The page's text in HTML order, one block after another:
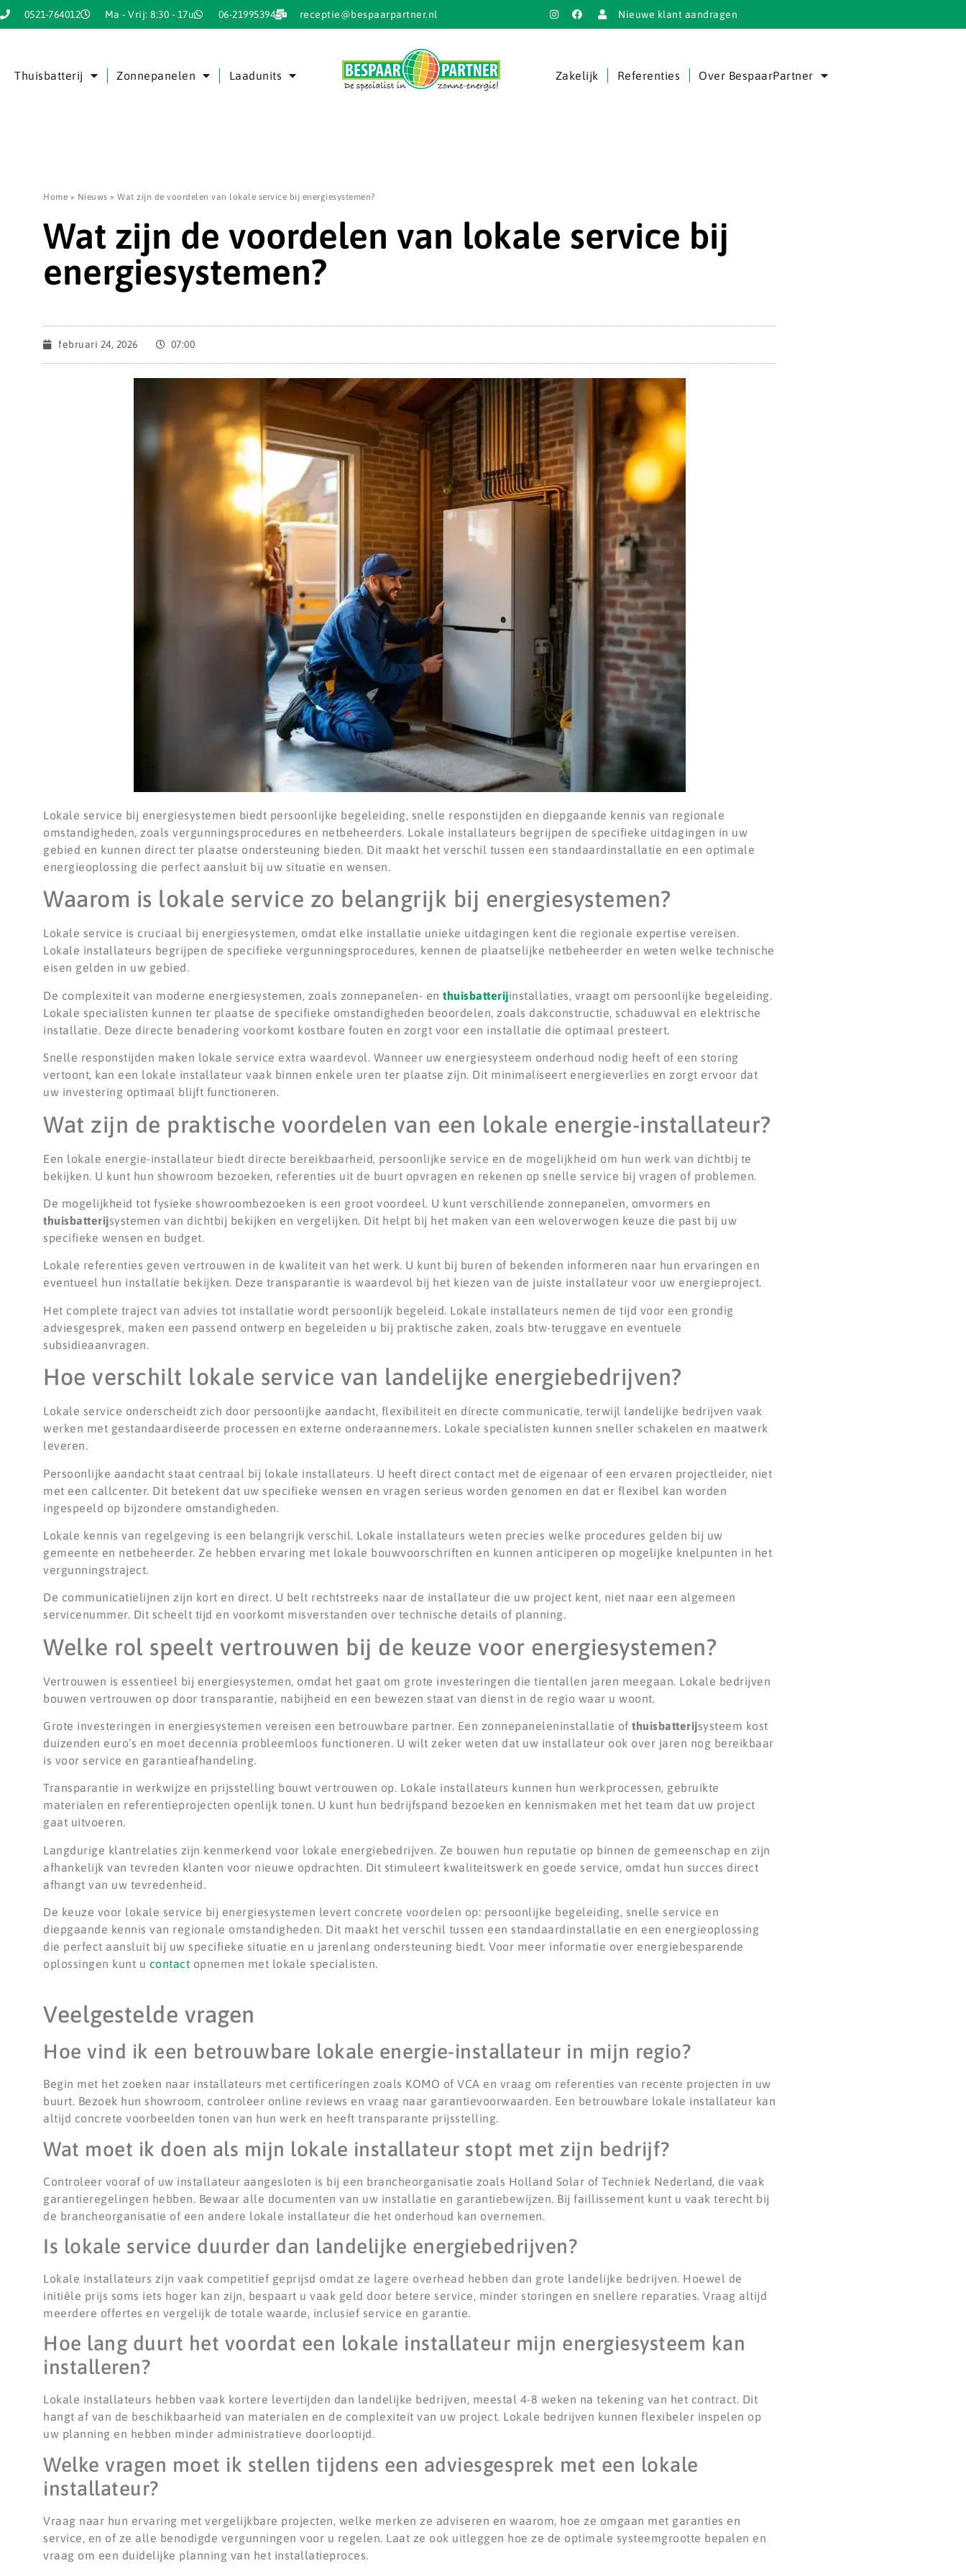
0521-764012 Ma - Vrij: 8:30 - 17u 06-21995394 receptie@bespaarpartner.nl Nieuwe klant aandragen
Thuisbatterij Zonnepanelen Laadunits Zakelijk Referenties Over BespaarPartner
Home » Nieuws » Wat zijn de voordelen van lokale service bij energiesystemen?
Wat zijn de voordelen van lokale service bij
energiesystemen?
februari 24, 2026 07:00
Lokale service bij energiesystemen biedt persoonlijke begeleiding, snelle responstijden en diepgaande kennis van regionale
omstandigheden, zoals vergunningsprocedures en netbeheerders. Lokale installateurs begrijpen de specifieke uitdagingen in uw
gebied en kunnen direct ter plaatse ondersteuning bieden. Dit maakt het verschil tussen een standaardinstallatie en een optimale
energieoplossing die perfect aansluit bij uw situatie en wensen.
Waarom is lokale service zo belangrijk bij energiesystemen?
Lokale service is cruciaal bij energiesystemen, omdat elke installatie unieke uitdagingen kent die regionale expertise vereisen.
Lokale installateurs begrijpen de specifieke vergunningsprocedures, kennen de plaatselijke netbeheerder en weten welke technische
eisen gelden in uw gebied.
De complexiteit van moderne energiesystemen, zoals zonnepanelen- en thuisbatterijinstallaties, vraagt om persoonlijke begeleiding.
Lokale specialisten kunnen ter plaatse de specifieke omstandigheden beoordelen, zoals dakconstructie, schaduwval en elektrische
installatie. Deze directe benadering voorkomt kostbare fouten en zorgt voor een installatie die optimaal presteert.
Snelle responstijden maken lokale service extra waardevol. Wanneer uw energiesysteem onderhoud nodig heeft of een storing
vertoont, kan een lokale installateur vaak binnen enkele uren ter plaatse zijn. Dit minimaliseert energieverlies en zorgt ervoor dat
uw investering optimaal blijft functioneren.
Wat zijn de praktische voordelen van een lokale energie-installateur?
Een lokale energie-installateur biedt directe bereikbaarheid, persoonlijke service en de mogelijkheid om hun werk van dichtbij te
bekijken. U kunt hun showroom bezoeken, referenties uit de buurt opvragen en rekenen op snelle service bij vragen of problemen.
De mogelijkheid tot fysieke showroombezoeken is een groot voordeel. U kunt verschillende zonnepanelen, omvormers en
thuisbatterijsystemen van dichtbij bekijken en vergelijken. Dit helpt bij het maken van een weloverwogen keuze die past bij uw
specifieke wensen en budget.
Lokale referenties geven vertrouwen in de kwaliteit van het werk. U kunt bij buren of bekenden informeren naar hun ervaringen en
eventueel hun installatie bekijken. Deze transparantie is waardevol bij het kiezen van de juiste installateur voor uw energieproject.
Het complete traject van advies tot installatie wordt persoonlijk begeleid. Lokale installateurs nemen de tijd voor een grondig
adviesgesprek, maken een passend ontwerp en begeleiden u bij praktische zaken, zoals btw-teruggave en eventuele
subsidieaanvragen.
Hoe verschilt lokale service van landelijke energiebedrijven?
Lokale service onderscheidt zich door persoonlijke aandacht, flexibiliteit en directe communicatie, terwijl landelijke bedrijven vaak
werken met gestandaardiseerde processen en externe onderaannemers. Lokale specialisten kunnen sneller schakelen en maatwerk
leveren.
Persoonlijke aandacht staat centraal bij lokale installateurs. U heeft direct contact met de eigenaar of een ervaren projectleider, niet
met een callcenter. Dit betekent dat uw specifieke wensen en vragen serieus worden genomen en dat er flexibel kan worden
ingespeeld op bijzondere omstandigheden.
Lokale kennis van regelgeving is een belangrijk verschil. Lokale installateurs weten precies welke procedures gelden bij uw
gemeente en netbeheerder. Ze hebben ervaring met lokale bouwvoorschriften en kunnen anticiperen op mogelijke knelpunten in het
vergunningstraject.
De communicatielijnen zijn kort en direct. U belt rechtstreeks naar de installateur die uw project kent, niet naar een algemeen
servicenummer. Dit scheelt tijd en voorkomt misverstanden over technische details of planning.
Welke rol speelt vertrouwen bij de keuze voor energiesystemen?
Vertrouwen is essentieel bij energiesystemen, omdat het gaat om grote investeringen die tientallen jaren meegaan. Lokale bedrijven
bouwen vertrouwen op door transparantie, nabijheid en een bewezen staat van dienst in de regio waar u woont.
Grote investeringen in energiesystemen vereisen een betrouwbare partner. Een zonnepaneleninstallatie of thuisbatterijsysteem kost
duizenden euro’s en moet decennia probleemloos functioneren. U wilt zeker weten dat uw installateur ook over jaren nog bereikbaar
is voor service en garantieafhandeling.
Transparantie in werkwijze en prijsstelling bouwt vertrouwen op. Lokale installateurs kunnen hun werkprocessen, gebruikte
materialen en referentieprojecten openlijk tonen. U kunt hun bedrijfspand bezoeken en kennismaken met het team dat uw project
gaat uitvoeren.
Langdurige klantrelaties zijn kenmerkend voor lokale energiebedrijven. Ze bouwen hun reputatie op binnen de gemeenschap en zijn
afhankelijk van tevreden klanten voor nieuwe opdrachten. Dit stimuleert kwaliteitswerk en goede service, omdat hun succes direct
afhangt van uw tevredenheid.
De keuze voor lokale service bij energiesystemen levert concrete voordelen op: persoonlijke begeleiding, snelle service en
diepgaande kennis van regionale omstandigheden. Dit maakt het verschil tussen een standaardinstallatie en een energieoplossing
die perfect aansluit bij uw specifieke situatie en u jarenlang ondersteuning biedt. Voor meer informatie over energiebesparende
oplossingen kunt u contact opnemen met lokale specialisten.
Veelgestelde vragen
Hoe vind ik een betrouwbare lokale energie-installateur in mijn regio?
Begin met het zoeken naar installateurs met certificeringen zoals KOMO of VCA en vraag om referenties van recente projecten in uw
buurt. Bezoek hun showroom, controleer online reviews en vraag naar garantievoorwaarden. Een betrouwbare lokale installateur kan
altijd concrete voorbeelden tonen van hun werk en heeft transparante prijsstelling.
Wat moet ik doen als mijn lokale installateur stopt met zijn bedrijf?
Controleer vooraf of uw installateur aangesloten is bij een brancheorganisatie zoals Holland Solar of Techniek Nederland, die vaak
garantieregelingen hebben. Bewaar alle documenten van uw installatie en garantiebewijzen. Bij faillissement kunt u vaak terecht bij
de brancheorganisatie of een andere lokale installateur die het onderhoud kan overnemen.
Is lokale service duurder dan landelijke energiebedrijven?
Lokale installateurs zijn vaak competitief geprijsd omdat ze lagere overhead hebben dan grote landelijke bedrijven. Hoewel de
initiële prijs soms iets hoger kan zijn, bespaart u vaak geld door betere service, minder storingen en snellere reparaties. Vraag altijd
meerdere offertes en vergelijk de totale waarde, inclusief service en garantie.
Hoe lang duurt het voordat een lokale installateur mijn energiesysteem kan
installeren?
Lokale installateurs hebben vaak kortere levertijden dan landelijke bedrijven, meestal 4-8 weken na tekening van het contract. Dit
hangt af van de beschikbaarheid van materialen en de complexiteit van uw project. Lokale bedrijven kunnen flexibeler inspelen op
uw planning en hebben minder administratieve doorlooptijd.
Welke vragen moet ik stellen tijdens een adviesgesprek met een lokale
installateur?
Vraag naar hun ervaring met vergelijkbare projecten, welke merken ze adviseren en waarom, hoe ze omgaan met garanties en
service, en of ze alle benodigde vergunningen voor u regelen. Laat ze ook uitleggen hoe ze de optimale systeemgrootte bepalen en
vraag om een duidelijke planning van het installatieproces.